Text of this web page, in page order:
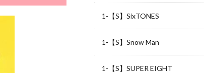
1-【S】SixTONES
1-【S】Snow Man
1-【S】SUPER EIGHT